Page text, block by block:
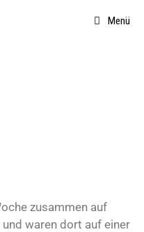
Menü
zusammen auf
waren dort auf einer